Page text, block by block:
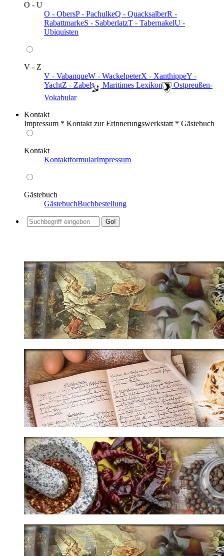
O - U
O - ObersP - PachulkeQ - QuacksalberR -
RabattmarkeS - SabberlatzT - TabernakelU -
Ubiquisten
V - Z
V - VabanqueW - WackelpeterX - XanthippeY -
YachtZ - Zabel ️ Maritimes Lexikon
️ Ostpreußen-
Vokabular
Kontakt
Impressum * Kontakt zur Erinnerungswerkstatt * Gästebuch
Kontakt
KontaktformularImpressum
Gästebuch
GästebuchBuchbestellung